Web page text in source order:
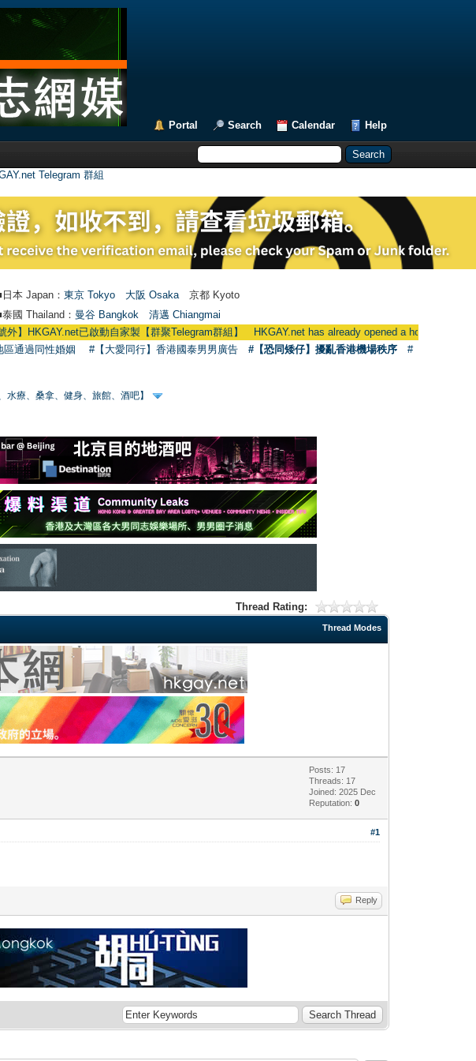
Portal Search Calendar Help
Telegram 群組
本 Japan： 東京 Tokyo 大阪 Osaka 京都 Kyoto
國 Thailand： 曼谷 Bangkok
清邁 Chiangmai
】HKGAY.net已啟動自家製【群聚Telegram群組】 HKGAY.net has already opened a home-made
區通過同性婚姻 #【大愛同行】香港國泰男男廣告 #【恐同矮仔】擾亂香港機場秩序
#
療、桑拿、健身、旅館、酒吧】
Thread Rating:
Thread Modes
Posts: 17
Threads: 17
Joined: 2025 Dec
Reputation:0
#1
Reply